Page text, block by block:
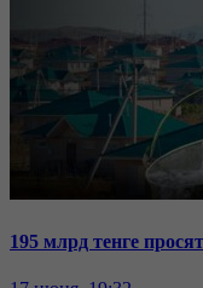
195 млрд тенге